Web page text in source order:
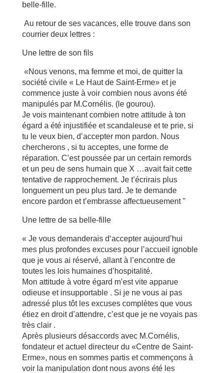
belle-fille.
Au retour de ses vacances, elle trouve dans son
courrier deux lettres :
Une lettre de son fils
«Nous venons, ma femme et moi, de quitter la
société civile « Le Haut de Saint-Erme» et je
commence juste à voir combien nous avons été
manipulés par M.Cornélis. (le gourou).
Je vois maintenant combien notre attitude à ton
égard a été injustifiée et scandaleuse et te prie, si
tu le veux bien, d’accepter mon pardon. Nous
chercherons , si tu acceptes, une forme de
réparation. C’est poussée par un certain remords
et un peu de sens humain que X …avait fait cette
tentative de rapprochement. Je t’écrirais plus
longuement un peu plus tard. Je te demande
encore pardon et t’embrasse affectueusement "
Une lettre de sa belle-fille
« Je vous demanderais d‘accepter aujourd’hui
mes plus profondes excuses pour l’accueil ignoble
que je vous ai réservé, allant à l’encontre de
toutes les lois humaines d’hospitalité.
Mon attitude à votre égard m’est vite apparue
odieuse et insupportable . Si je ne vous ai pas
adressé plus tôt les excuses complètes que vous
étiez en droit d’attendre, c’est que je ne voyais pas
très clair .
Après plusieurs désaccords avec M.Cornélis,
fondateur et actuel directeur du «Centre de Saint-
Erme», nous en sommes partis et commençons à
voir la manipulation dont nous avons été les